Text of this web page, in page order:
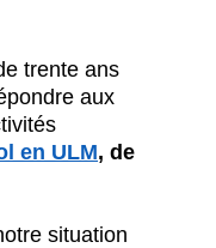
trente ans
aux
en ULM, de
situation